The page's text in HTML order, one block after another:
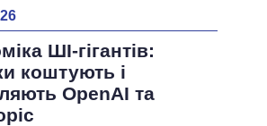
ШІ-гігантів:
коштують і
OpenAI та